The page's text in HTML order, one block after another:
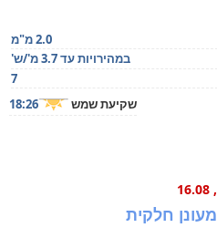
2.0 מ"מ
במהירויות עד 3.7 מ'/ש'
7
שקיעת שמש 18:26
, 16.08
מעונן חלקית